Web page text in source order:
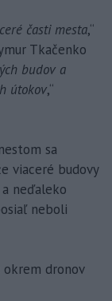
časti mesta,“
Tkačenko
budov a
útokov,“
sa
viaceré budovy
neďaleko
neboli
dronov